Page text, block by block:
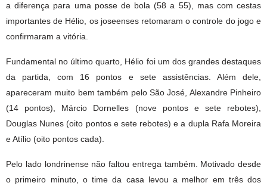
a diferença para uma posse de bola (58 a 55), mas com cestas
importantes de Hélio, os joseenses retomaram o controle do jogo e
confirmaram a vitória.
Fundamental no último quarto, Hélio foi um dos grandes destaques
da partida, com 16 pontos e sete assistências. Além dele,
apareceram muito bem também pelo São José, Alexandre Pinheiro
(14 pontos), Márcio Dornelles (nove pontos e sete rebotes),
Douglas Nunes (oito pontos e sete rebotes) e a dupla Rafa Moreira
e Atílio (oito pontos cada).
Pelo lado londrinense não faltou entrega também. Motivado desde
o primeiro minuto, o time da casa levou a melhor em três dos